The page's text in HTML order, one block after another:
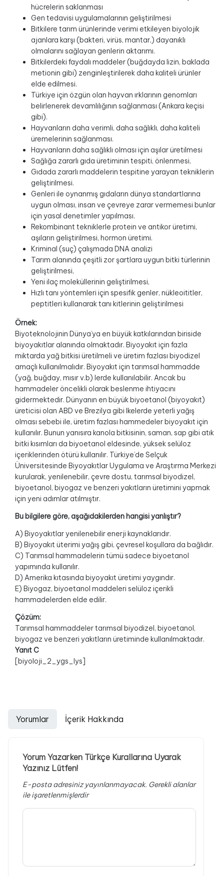
hücrelerin saklanması
Gen tedavisi uygulamalarının geliştirilmesi
Bitkilere tarım ürünlerinde verimi etkileyen biyolojik
ajanlara karşı (bakteri, virüs, mantar,) dayanıklı
olmalarını sağlayan genlerin aktarımı.
Bitkilerdeki faydalı maddeler (buğdayda lizin, baklada
metionin gibi) zenginleştirilerek daha kaliteli ürünler
elde edilmesi.
Türkiye için özgün olan hayvan ırklarının genomları
belirlenerek devamlılığının sağlanması (Ankara keçisi
gibi).
Hayvanların daha verimli, daha sağlıklı, daha kaliteli
üremelerinin sağlanması.
Hayvanların daha sağlıklı olması için aşılar üretilmesi
Sağlığa zararlı gıda üretiminin tespiti, önlenmesi,
Gıdada zararlı maddelerin tespitine yarayan tekniklerin
geliştirilmesi.
Genleri ile oynanmış gıdaların dünya standartlarına
uygun olması, insan ve çevreye zarar vermemesi bunlar
için yasal denetimler yapılması.
Rekombinant tekniklerle protein ve antikor üretimi,
aşıların geliştirilmesi, hormon üretimi.
Kriminal (suç) çalışmada DNA analizi
Tarım alanında çeşitli zor şartlara uygun bitki türlerinin
geliştirilmesi,
Yeni ilaç moleküllerinin geliştirilmesi,
Hızlı tanı yöntemleri için spesifik genler, nükleoititler,
peptitleri kullanarak tanı kitlerinin geliştirilmesi
Örnek:
Biyoteknolojinin Dünya’ya en büyük katkılarından biriside
biyoyakıtlar alanında olmaktadır. Biyoyakıt için fazla
miktarda yağ bitkisi üretilmeli ve üretim fazlası biyodizel
amaçlı kullanılmalıdır. Biyoyakıt için tarımsal hammadde
(yağ, buğday, mısır v.b) lerde kullanılabilir. Ancak bu
hammadeler öncelikli olarak beslenme ihtiyacını
gidermektedir. Dünyanın en büyük biyoetanol (biyoyakıt)
üreticisi olan ABD ve Brezilya gibi lkelerde yeterli yağış
olması sebebi ile, üretim fazlası hammedeler biyoyakıt için
kullanılır. Bunun yanısıra kanola bitkisinin, saman, sap gibi atık
bitki kısımları da biyoetanol eldesinde, yüksek selüloz
içeriklerinden ötürü kullanılır. Türkiye’de Selçuk
Üniversitesinde Biyoyakıtlar Uygulama ve Araştırma Merkezi
kurularak, yenilenebilir, çevre dostu, tarımsal biyodizel,
biyoetanol, biyogaz ve benzeri yakıtların üretimini yapmak
için yeni adımlar atılmıştır.
Bu bilgilere göre, aşağıdakilerden hangisi yanlıştır?
A) Biyoyakıtlar yenilenebilir enerji kaynaklarıdır.
B) Biyoyakıt üterimi yağış gibi, çevresel koşullara da bağlıdır.
C) Tarımsal hammadelerin tümü sadece biyoetanol
yapımında kullanılır.
D) Amerika kıtasında biyoyakıt üretimi yaygındır.
E) Biyogaz, biyoetanol maddeleri selüloz içerikli
hammadelerden elde edilir.
Çözüm:
Tarımsal hammaddeler tarımsal biyodizel, biyoetanol,
biyogaz ve benzeri yakıtların üretiminde kullanılmaktadır.
Yanıt C
[biyoloji_2_ygs_lys]
Yorumlar İçerik Hakkında
Yorum Yazarken Türkçe Kurallarına Uyarak
Yazınız Lütfen!
E-posta adresiniz yayınlanmayacak. Gerekli alanlar
ile işaretlenmişlerdir